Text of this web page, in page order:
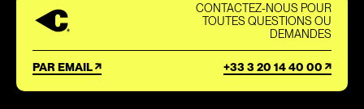
CONTACTEZ-NOUS POUR
TOUTES QUESTIONS OU
DEMANDES
PAR EMAIL +33 3 20 14 40 00